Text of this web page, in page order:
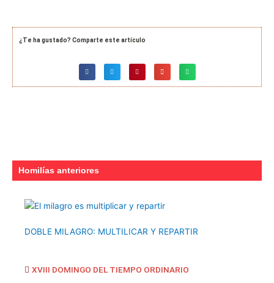
¿Te ha gustado? Comparte este artículo
Homilías anteriores
DOBLE MILAGRO: MULTILICAR Y REPARTIR
XVIII DOMINGO DEL TIEMPO ORDINARIO